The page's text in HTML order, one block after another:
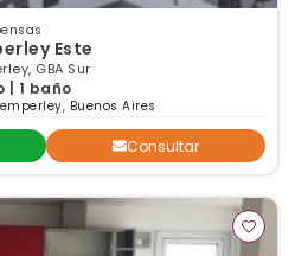
Este
GBA Sur
| 1 baño
Buenos Aires
Consultar